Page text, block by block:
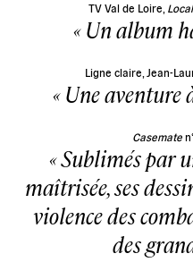
TV Val de Loire,
Un album
Ligne claire, Jean-
Une aventure
Casemate
Sublimés par
maîtrisée, ses
violence des
des